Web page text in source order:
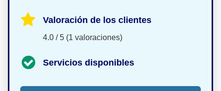
Valoración de los clientes
4.0 / 5 (1 valoraciones)
Servicios disponibles